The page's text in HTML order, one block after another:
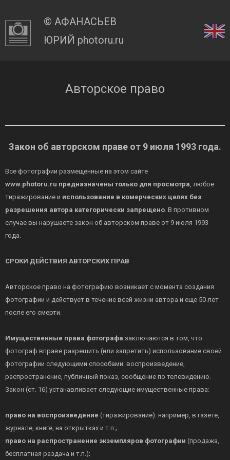
© АФАНАСЬЕВ
ЮРИЙ photoru.ru
Авторское право
Закон об авторском праве от 9 июля 1993 года.
Все фотографии размещенные на этом сайте
www.photoru.ru предназначены только для просмотра, любое
тиражирование и использование в комерческих целях без
разрешения автора категорически запрещено. В противном
случае вы нарушаете закон об авторском праве от 9 июля 1993
года.
СРОКИ ДЕЙСТВИЯ АВТОРСКИХ ПРАВ
Авторское право на фотографию возникает с момента создания
фотографии и действует в течение всей жизни автора и еще 50 лет
после его смерти.
Имущественные права фотографа заключаются в том, что
фотограф вправе разрешить (или запретить) использование своей
фотографии следующими способами: воспроизведение,
распространение, публичный показ, сообщение по телевидению.
Закон (ст. 16) устанавливает следующие имущественные права:
право на воспроизведение (тиражирование): например, в газете,
журнале, книге, на открытках и т.п.;
право на распространение экземпляров фотографии (продажа,
бесплатная раздача и т.п.);